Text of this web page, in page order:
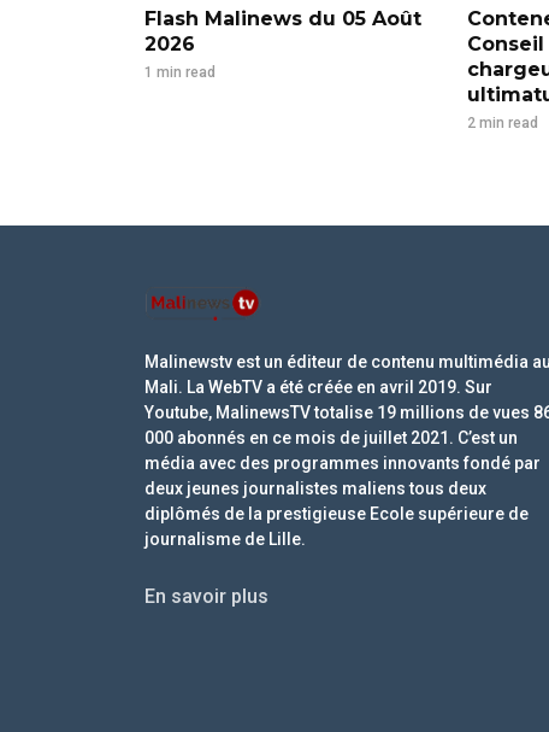
Flash Malinews du 05 Août
2026
1 min read
2 min read
Malinewstv est un éditeur de contenu multimédia au
Mali. La WebTV a été créée en avril 2019. Sur
Youtube, MalinewsTV totalise 19 millions de vues
000 abonnés en ce mois de juillet 2021. C’est un
média avec des programmes innovants fondé par
deux jeunes journalistes maliens tous deux
diplômés de la prestigieuse Ecole supérieure de
journalisme de Lille.
En savoir plus